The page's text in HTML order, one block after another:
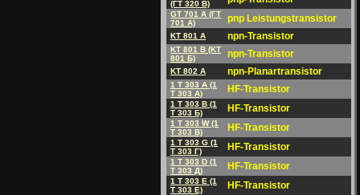
(ГT 320 B)
GT 701 A (ГT
701 A)
pnp Leistungstransistor
KT 801 A npn-Transistor
KT 801 B (KT
801 Б)
npn-Transistor
KT 802 A npn-Planartransistor
1 T 303 A (1
T 303 A)
HF-Transistor
1 T 303 B (1
T 303 Б)
HF-Transistor
1 T 303 W (1
T 303 B)
HF-Transistor
1 T 303 G (1
T 303 Г)
HF-Transistor
1 T 303 D (1
T 303 Д)
HF-Transistor
1 T 303 E (1
T 303 E)
HF-Transistor